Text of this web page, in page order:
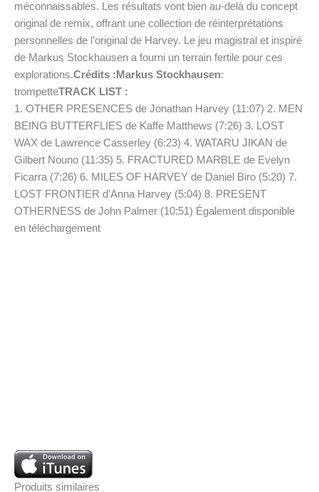
méconnaissables. Les résultats vont bien au-delà du concept
original de remix, offrant une collection de réinterprétations
personnelles de l’original de Harvey. Le jeu magistral et inspiré
de Markus Stockhausen a fourni un terrain fertile pour ces
explorations.Crédits : Markus Stockhausen:
trompetteTRACK LIST :
1. OTHER PRESENCES de Jonathan Harvey (11:07) 2. MEN
BEING BUTTERFLIES de Kaffe Matthews (7:26) 3. LOST
WAX de Lawrence Casserley (6:23) 4. WATARU JIKAN de
Gilbert Nouno (11:35) 5. FRACTURED MARBLE de Evelyn
Ficarra (7:26) 6. MILES OF HARVEY de Daniel Biro (5:20) 7.
LOST FRONTIER d’Anna Harvey (5:04) 8. PRESENT
OTHERNESS de John Palmer (10:51) Également disponible
en téléchargement
Produits similaires